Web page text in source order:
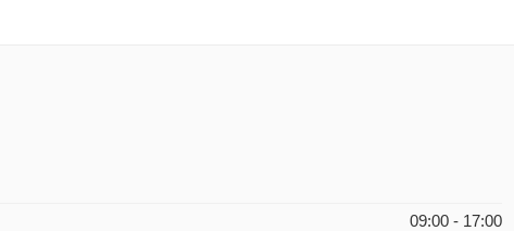
09:00 - 17:00